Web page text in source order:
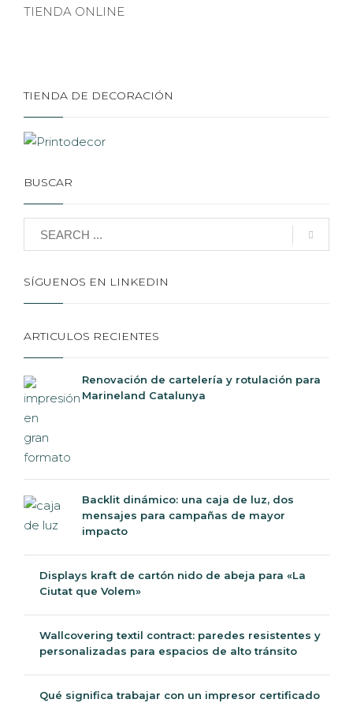
TIENDA ONLINE
TIENDA DE DECORACIÓN
BUSCAR
SÍGUENOS EN LINKEDIN
ARTICULOS RECIENTES
Renovación de cartelería y rotulación para
Marineland Catalunya
Backlit dinámico: una caja de luz, dos
mensajes para campañas de mayor
impacto
Displays kraft de cartón nido de abeja para «La
Ciutat que Volem»
Wallcovering textil contract: paredes resistentes y
personalizadas para espacios de alto tránsito
Qué significa trabajar con un impresor certificado